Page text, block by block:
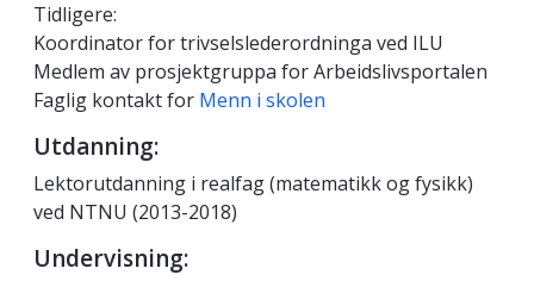
Tidligere:
Koordinator for trivselslederordninga ved ILU
Medlem av prosjektgruppa for Arbeidslivsportalen
Faglig kontakt for Menn i skolen
Utdanning:
Lektorutdanning i realfag (matematikk og fysikk)
ved NTNU (2013-2018)
Undervisning: